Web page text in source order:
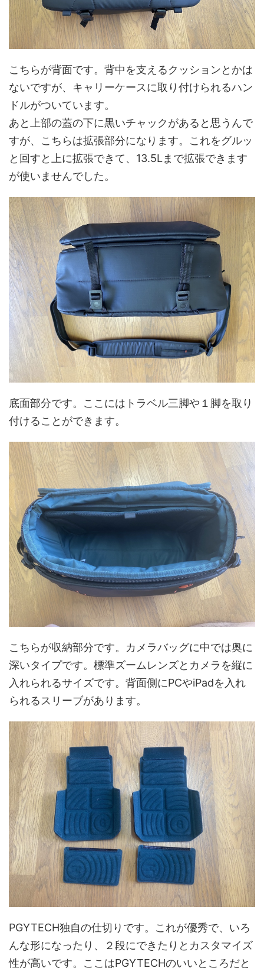
こちらが背面です。背中を支えるクッションとかは
ないですが、キャリーケースに取り付けられるハン
ドルがついています。
あと上部の蓋の下に黒いチャックがあると思うんで
すが、こちらは拡張部分になります。これをグルッ
と回すと上に拡張できて、13.5Lまで拡張できます
が使いませんでした。
底面部分です。ここにはトラベル三脚や１脚を取り
付けることができます。
こちらが収納部分です。カメラバッグに中では奥に
深いタイプです。標準ズームレンズとカメラを縦に
入れられるサイズです。背面側にPCやiPadを入れ
られるスリーブがあります。
PGYTECH独自の仕切りです。これが優秀で、いろ
んな形になったり、２段にできたりとカスタマイズ
性が高いです。ここはPGYTECHのいいところだと